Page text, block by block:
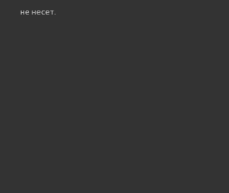
не несет.